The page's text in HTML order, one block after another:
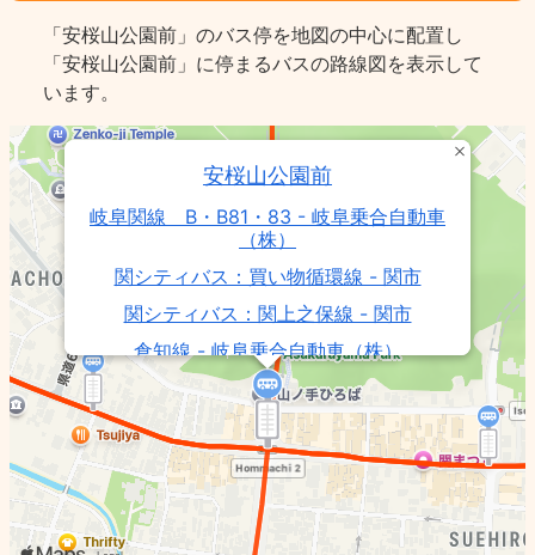
「安桜山公園前」のバス停を地図の中心に配置し
「安桜山公園前」に停まるバスの路線図を表示して
います。
安桜山公園前
岐阜関線 B・B81・83 - 岐阜乗合自動車
（株）
関シティバス：買い物循環線 - 関市
関シティバス：関上之保線 - 関市
倉知線 - 岐阜乗合自動車（株）